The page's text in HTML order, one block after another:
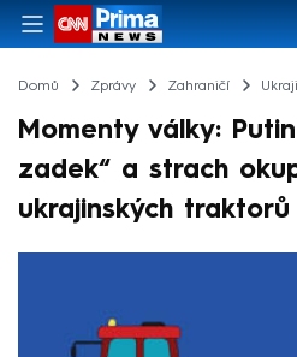
Domů Zprávy Zahraničí
Momenty války:
zadek“ a strach
ukrajinských traktorů